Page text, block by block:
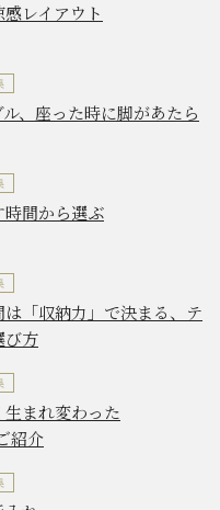
レイアウト
、座った時に脚があたら
時間から選ぶ
「収納力」で決まる、テ
び方
生まれ変わった
紹介